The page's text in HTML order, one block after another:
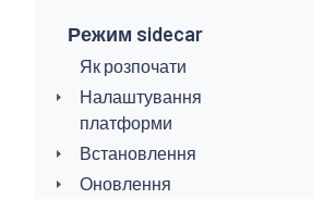
Режим sidecar
Як розпочати
Налаштування
платформи
Встановлення
Оновлення